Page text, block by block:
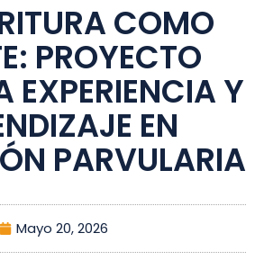
COMO
PROYECTO
EXPERIENCIA Y
EN
PARVULARIA
Mayo 20, 2026